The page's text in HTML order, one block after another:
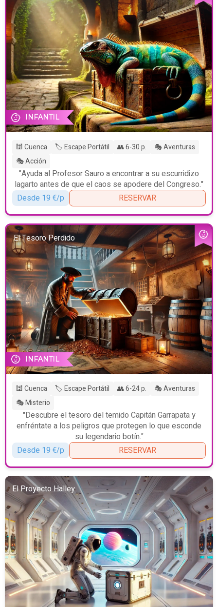
INFANTIL
🕍 Cuenca 🏷️ Escape Portátil 👥 6-30 p.
🎭 Aventuras
🎭 Acción
"Ayuda al Profesor Sauro a encontrar a su escurridizo
lagarto antes de que el caos se apodere del Congreso."
Desde 19 €/p
RESERVAR
El Tesoro Perdido
INFANTIL
🕍 Cuenca 🏷️ Escape Portátil 👥 6-24 p.
🎭 Aventuras
🎭 Misterio
"Descubre el tesoro del temido Capitán Garrapata y
enfréntate a los peligros que protegen lo que esconde
su legendario botín."
Desde 19 €/p
RESERVAR
El Proyecto Halley